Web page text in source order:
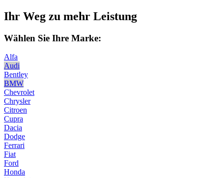
Ihr Weg zu mehr Leistung
Wählen Sie Ihre Marke:
Alfa
Audi
Bentley
BMW
Chevrolet
Chrysler
Citroen
Cupra
Dacia
Dodge
Ferrari
Fiat
Ford
Honda